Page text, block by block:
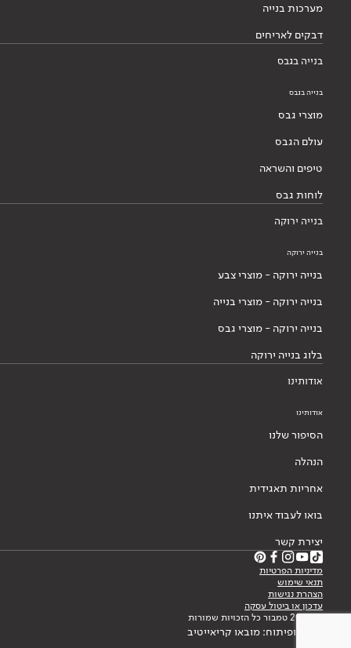
מערכות בנייה
דבקים לאריחים
בנייה בגבס
בנייה בגבס
מוצרי גבס
עולם הגבס
טיפים והשראה
לוחות גבס
בנייה ירוקה
בנייה ירוקה
בנייה ירוקה - מוצרי צבע
בנייה ירוקה - מוצרי בנייה
בנייה ירוקה - מוצרי גבס
בלוג בנייה ירוקה
אודותינו
אודותינו
הסיפור שלנו
הנהלה
אחריות תאגידית
בואו לעבוד איתנו
יצירת קשר
מדיניות הפרטיות
תנאי שימוש
הצהרת נגישות
עדכון או ביטול עסקה
© 2026 טמבור כל הזכויות שמורות
עיצוב ופיתוח: מובאו קריאייטיב